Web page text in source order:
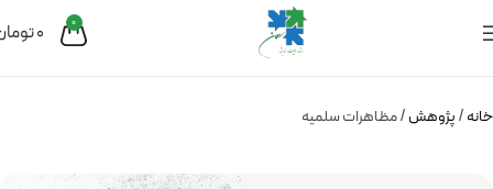
0
0
خانه پژوهش مظاهرات سلمیه